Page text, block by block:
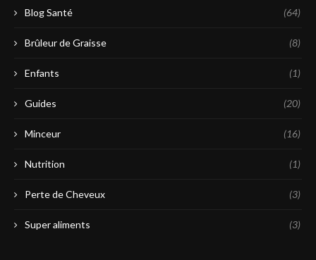
Blog Santé (64)
Brûleur de Graisse (8)
Enfants (1)
Guides (20)
Minceur (16)
Nutrition (1)
Perte de Cheveux (3)
Super aliments (3)